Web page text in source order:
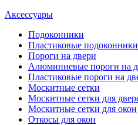
Аксессуары
Подоконники
Пластиковые подоконники
Пороги на двери
Алюминиевые пороги на
Пластиковые пороги на
Москитные сетки
Москитные сетки для
Москитные сетки для окон
Откосы для окон